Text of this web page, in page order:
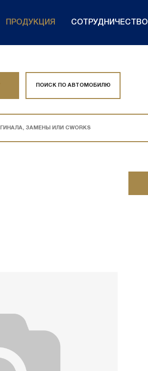
ПРОДУКЦИЯ СОТРУДНИЧЕСТВО
ПОИСК ПО АВТОМОБИЛЮ